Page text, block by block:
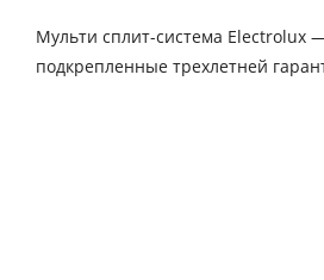
Мульти сплит-система Electrolux
подкрепленные трехлетней